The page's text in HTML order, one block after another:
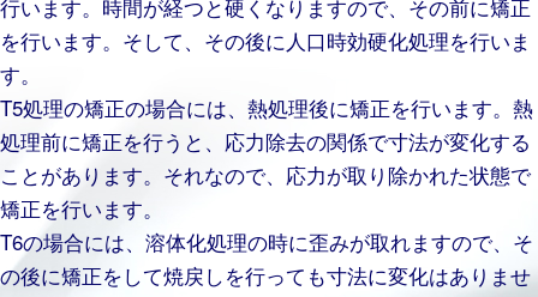
行います。時間が経つと硬くなりますので、その前に矯正
を行います。そして、その後に人口時効硬化処理を行いま
す。
T5処理の矯正の場合には、熱処理後に矯正を行います。熱
処理前に矯正を行うと、応力除去の関係で寸法が変化する
ことがあります。それなので、応力が取り除かれた状態で
矯正を行います。
T6の場合には、溶体化処理の時に歪みが取れますので、そ
の後に矯正をして焼戻しを行っても寸法に変化はありませ